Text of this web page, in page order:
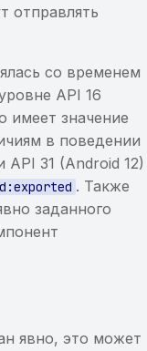
отправлять
со временем
API 16
имеет значение
в поведении
31 (Android 12)
. Также
заданного
явно, это может